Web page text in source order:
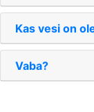
Kas vesi on
Vaba?